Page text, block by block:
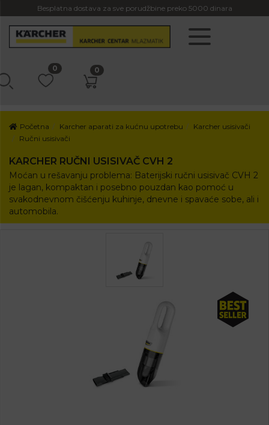
Besplatna dostava za sve porudžbine preko 5000 dinara
0 0
Početna Karcher aparati za kućnu upotrebu
Karcher usisivači
Ručni usisivači
KARCHER RUČNI USISIVAČ CVH 2
Moćan u rešavanju problema: Baterijski ručni usisivač CVH 2
je lagan, kompaktan i posebno pouzdan kao pomoć u
svakodnevnom čišćenju kuhinje, dnevne i spavaće sobe, ali i
automobila.